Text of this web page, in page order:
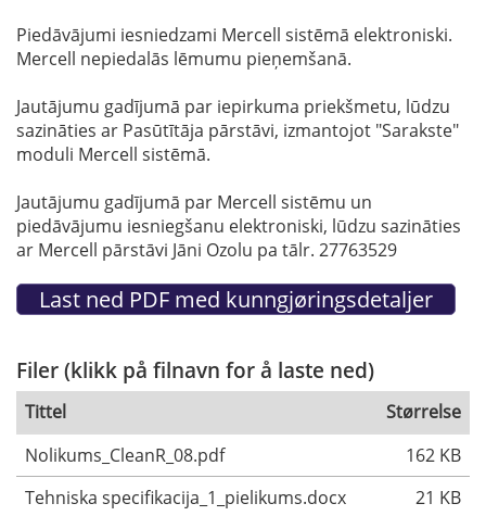
Piedāvājumi iesniedzami Mercell sistēmā elektroniski.
Mercell nepiedalās lēmumu pieņemšanā.
Jautājumu gadījumā par iepirkuma priekšmetu, lūdzu
sazināties ar Pasūtītāja pārstāvi, izmantojot "Sarakste"
moduli Mercell sistēmā.
Jautājumu gadījumā par Mercell sistēmu un
piedāvājumu iesniegšanu elektroniski, lūdzu sazināties
ar Mercell pārstāvi Jāni Ozolu pa tālr. 27763529
Filer (klikk på filnavn for å laste ned)
Tittel
Størrelse
Nolikums_CleanR_08.pdf
162 KB
Tehniska specifikacija_1_pielikums.docx
21 KB